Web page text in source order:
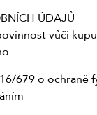
ÚDAJŮ
vůči
679 o ochraně